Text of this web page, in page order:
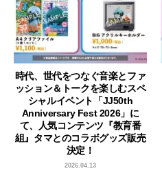
時代、世代をつなぐ音楽とファ
ッション＆トークを楽しむスペ
シャルイベント「JJ50th
Anniversary Fest 2026」に
て、人気コンテンツ『教育番
組』タマとのコラボグッズ販売
決定！
2026.04.13